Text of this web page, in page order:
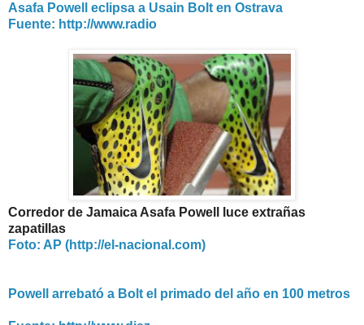
Asafa Powell eclipsa a Usain Bolt en Ostrava
Fuente: http://www.radio
Corredor de Jamaica Asafa Powell luce extrañas
zapatillas
Foto: AP (http://el-nacional.com)
Powell arrebató a Bolt el primado del año en 100 metros